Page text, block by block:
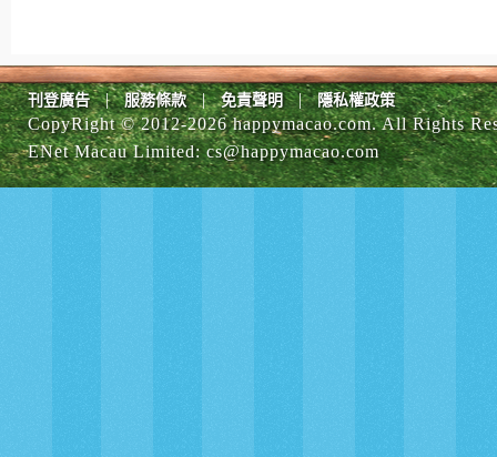
刊登廣告 | 服務條款 | 免責聲明 | 隱私權政策
CopyRight © 2012-2026 happymacao.com. All Rights
ENet Macau Limited:cs@happymacao.com